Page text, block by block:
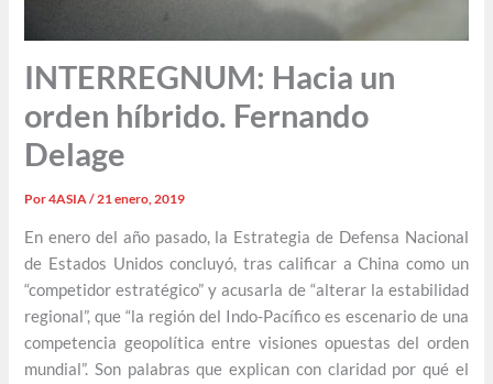
INTERREGNUM: Hacia un
orden híbrido. Fernando
Delage
Por4ASIA/21 enero, 2019
En enero del año pasado, la Estrategia de Defensa Nacional
de Estados Unidos concluyó, tras calificar a China como un
“competidor estratégico” y acusarla de “alterar la estabilidad
regional”, que “la región del Indo-Pacífico es escenario de una
competencia geopolítica entre visiones opuestas del orden
mundial”. Son palabras que explican con claridad por qué el